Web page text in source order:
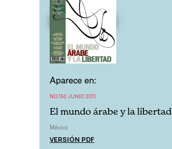
Aparece en:
NO.150 JUNIO 2011
El mundo árabe y la libertad
México
VERSIÓN PDF